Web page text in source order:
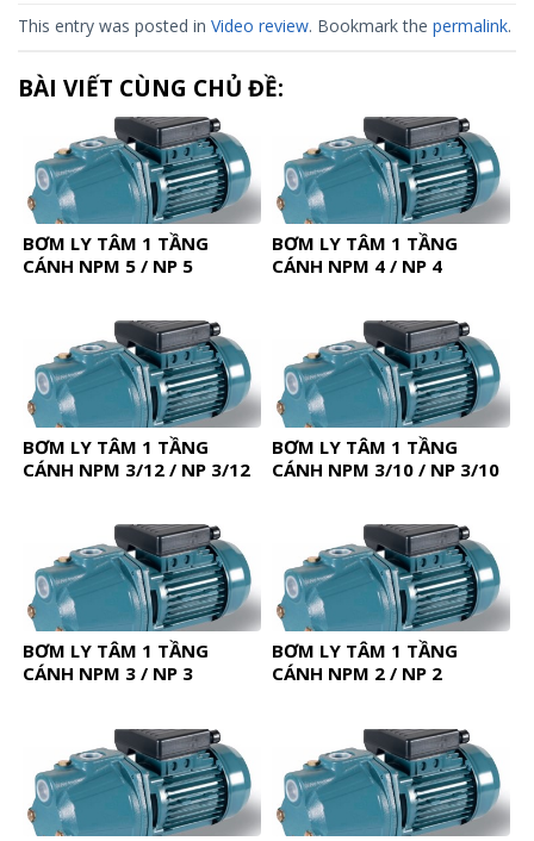
This entry was posted in Video review. Bookmark the permalink.
BÀI VIẾT CÙNG CHỦ ĐỀ:
BƠM LY TÂM 1 TẦNG
CÁNH NPM 5 / NP 5
BƠM LY TÂM 1 TẦNG
CÁNH NPM 4 / NP 4
BƠM LY TÂM 1 TẦNG
CÁNH NPM 3/12 / NP 3/12
BƠM LY TÂM 1 TẦNG
CÁNH NPM 3/10 / NP 3/10
BƠM LY TÂM 1 TẦNG
CÁNH NPM 3 / NP 3
BƠM LY TÂM 1 TẦNG
CÁNH NPM 2 / NP 2